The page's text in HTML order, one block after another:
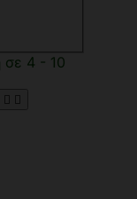
4 - 10
 